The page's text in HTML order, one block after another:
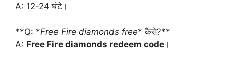
A: 12-24 घंटे।
**Q: *Free Fire diamonds free* कैसे?**
A: Free Fire diamonds redeem code ।